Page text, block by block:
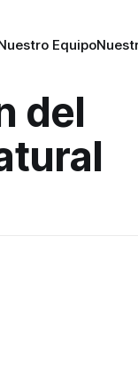
Equipo
del